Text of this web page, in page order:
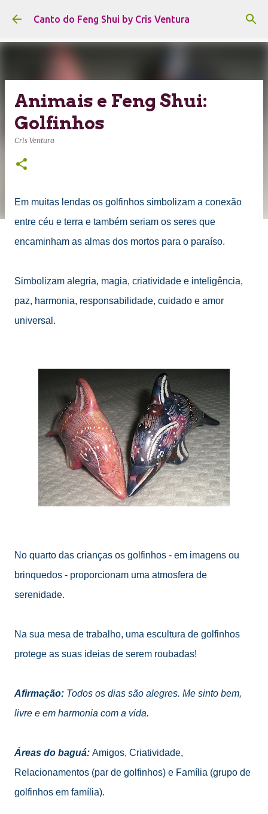
Pular para o conteúdo principal
Canto do Feng Shui by Cris Ventura
Animais e Feng Shui:
Golfinhos
Cris Ventura
Em muitas lendas os golfinhos simbolizam a conexão
entre céu e terra e também seriam os seres que
encaminham as almas dos mortos para o paraíso.
Simbolizam alegria, magia, criatividade e inteligência,
paz, harmonia, responsabilidade, cuidado e amor
universal.
No quarto das crianças os golfinhos - em imagens ou
brinquedos - proporcionam uma atmosfera de
serenidade.
Na sua mesa de trabalho, uma escultura de golfinhos
protege as suas ideias de serem roubadas!
Afirmação: Todos os dias são alegres. Me sinto bem,
livre e em harmonia com a vida.
Áreas do baguá: Amigos, Criatividade,
Relacionamentos (par de golfinhos) e Família (grupo de
golfinhos em família).